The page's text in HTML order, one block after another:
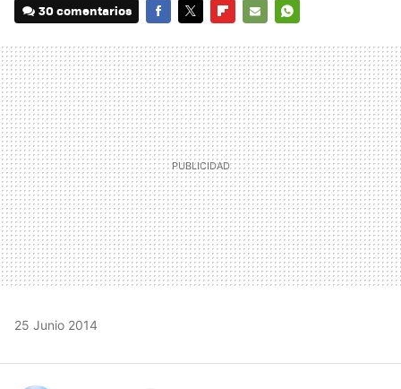
30 comentarios
MAIL
25 Junio 2014